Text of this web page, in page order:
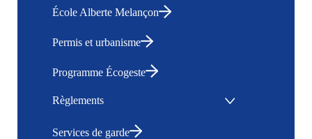
École Alberte Melançon
Permis et urbanisme
Programme Écogeste
Règlements
Services de garde